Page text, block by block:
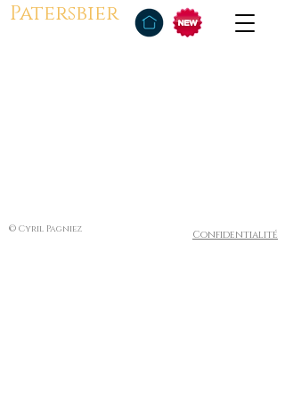
Patersbier
© Cyril Pagniez Confidentialité